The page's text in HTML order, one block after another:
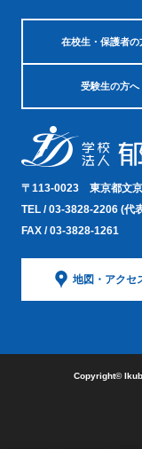
在校生・保護者の
受験生の方へ
〒113-0023 東京都文
TEL /03-3828-2206 (代
FAX / 03-3828-1261
地図・ アクセ
Copyright©︎